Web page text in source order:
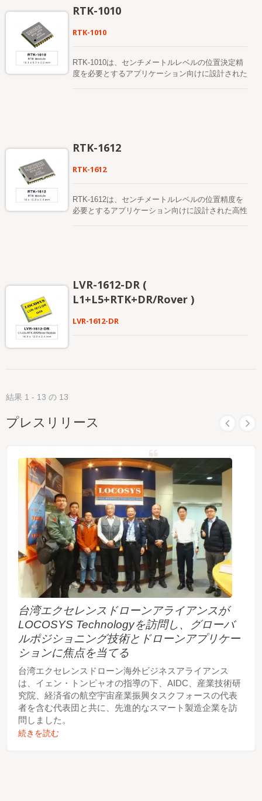
RTK-1010
RTK-1010
RTK-1010は、センチメートルレベルの位置決定精
度を必要とするアプリケーション向けに設計された
ョンの可用性と信頼性を向上させます。
RTK-1612
RTK-1612
RTK-1612は、センチメートルレベルの位置精度を
必要とするアプリケーション向けに設計された高性
と信頼性を向上させます。
LVR-1612-DR (
L1+L5+RTK+DR/Rover )
LVR-1612-DR
結果 1 - 13 の 13
プレスリリース
台湾エクセレンスドローンアライアンスが
LOCOSYS Technologyを訪問し、グローバ
ルポジショニング技術とドローンアプリケー
ションに焦点を当てる
台湾エクセレンスドローン海外ビジネスアライアンス
は、イェン・トンピャオの指導の下、AIDC、産業技術研
究院、経済省の航空宇宙産業振興タスクフォースの代表
者を含む代表団と共に、先進的なスマート製造企業を訪
問しました。
続きを読む